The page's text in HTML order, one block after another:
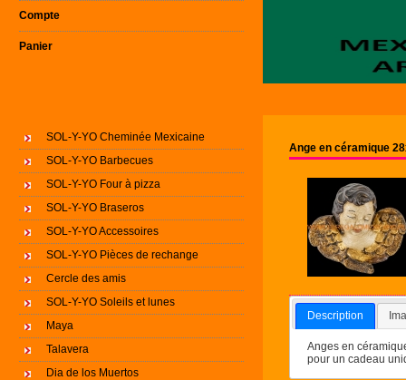
Compte
Panier
SOL-Y-YO Cheminée Mexicaine
SOL-Y-YO Barbecues
SOL-Y-YO Four à pizza
SOL-Y-YO Braseros
SOL-Y-YO Accessoires
SOL-Y-YO Pièces de rechange
Cercle des amis
SOL-Y-YO Soleils et lunes
Maya
Talavera
Dia de los Muertos
Ange en céramique
Description
Anges en
pour un cadeau